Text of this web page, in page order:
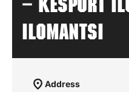
– KESPORT
ILOMANTSI
Address